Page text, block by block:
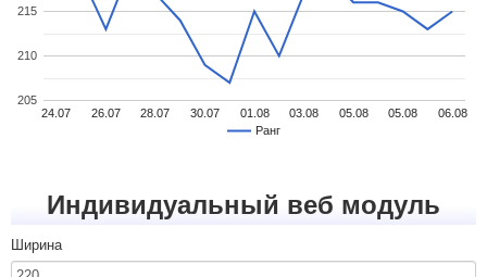
Ранг
24.07 26.07 28.07 30.07 01.08 03.08 05.08 05.08 06.08
205
210
215
Индивидуальный веб модуль
Ширина